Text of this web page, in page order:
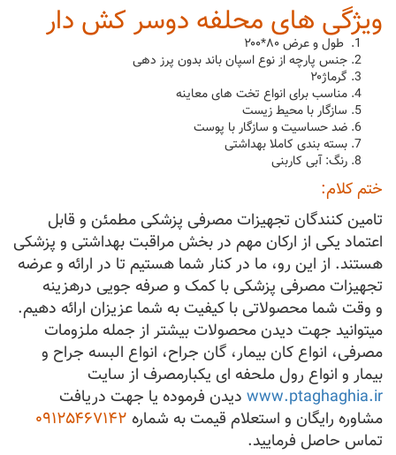
ویژگی های محلفه دوسر کش دار
طول و عرض ۸۰*۲۰۰
جنس پارچه از نوع اسپان باند بدون پرز دهی
گرماژ۲۰
مناسب برای انواع تخت های معاینه
سازگار با محیط زیست
ضد حساسیت و سازگار با پوست
بسته بندی کاملا بهداشتی
رنگ: آبی کاربنی
ختم کلام:
تامین کنندگان تجهیزات مصرفی پزشکی مطمئن و قابل
اعتماد یکی از ارکان مهم در بخش مراقبت بهداشتی و پزشکی
هستند. از این رو، ما در کنار شما هستیم تا در ارائه و عرضه
تجهیزات مصرفی پزشکی با کمک و صرفه جویی درهزینه
و وقت شما محصولاتی با کیفیت به شما عزیزان ارائه دهیم.
میتوانید جهت دیدن محصولات بیشتر از جمله ملزومات
مصرفی، انواع کان بیمار، گان جراح، انواع البسه جراح و
بیمار و انواع رول ملحفه ای یکبارمصرف از سایت
www.ptaghaghia.ir دیدن فرموده یا جهت دریافت
مشاوره رایگان و استعلام قیمت به شماره ۰۹۱۲۵۴۶۷۱۴۲
تماس حاصل فرمایید.